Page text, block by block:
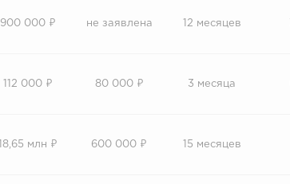
900 000 ₽ не заявлена 12 месяцев
112 000 ₽ 80 000 ₽ 3 месяца
18,65 млн ₽ 600 000 ₽ 15 месяцев